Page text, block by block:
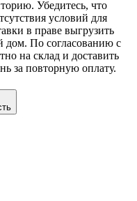
Убедитесь, что
условий для
в праве выгрузить
дом. По согласованию с
на склад и доставить
за повторную оплату.